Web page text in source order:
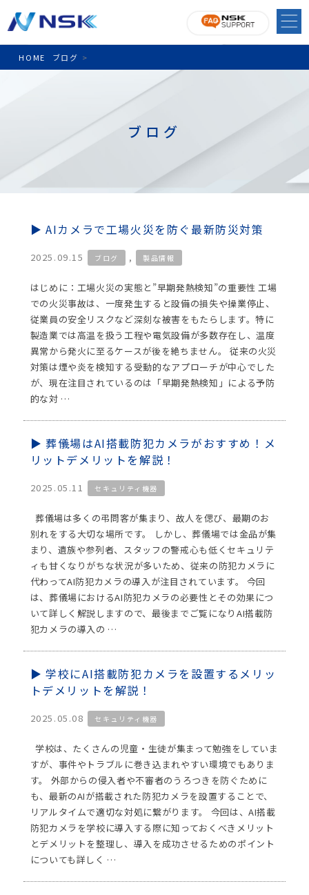
HOME >
ブログ
ブログ
AIカメラで工場火災を防ぐ最新防災対策
2025.09.15 ブログ , 製品情報
はじめに：工場火災の実態と”早期発熱検知”の重要性 工場
での火災事故は、一度発生すると設備の損失や操業停止、
従業員の安全リスクなど深刻な被害をもたらします。特に
製造業では高温を扱う工程や電気設備が多数存在し、温度
異常から発火に至るケースが後を絶ちません。 従来の火災
対策は煙や炎を検知する受動的なアプローチが中心でした
が、現在注目されているのは「早期発熱検知」による予防
的な対 …
葬儀場はAI搭載防犯カメラがおすすめ！メ
リットデメリットを解説！
2025.05.11 セキュリティ機器
葬儀場は多くの弔問客が集まり、故人を偲び、最期のお
別れをする大切な場所です。 しかし、葬儀場では金品が集
まり、遺族や参列者、スタッフの警戒心も低くセキュリテ
ィも甘くなりがちな状況が多いため、従来の防犯カメラに
代わってAI防犯カメラの導入が注目されています。 今回
は、葬儀場におけるAI防犯カメラの必要性とその効果につ
いて詳しく解説しますので、最後までご覧になりAI搭載防
犯カメラの導入の …
学校にAI搭載防犯カメラを設置するメリッ
トデメリットを解説！
2025.05.08 セキュリティ機器
学校は、たくさんの児童・生徒が集まって勉強をしていま
すが、事件やトラブルに巻き込まれやすい環境でもありま
す。 外部からの侵入者や不審者のうろつきを防ぐために
も、最新のAIが搭載された防犯カメラを設置することで、
リアルタイムで適切な対処に繋がります。 今回は、AI搭載
防犯カメラを学校に導入する際に知っておくべきメリット
とデメリットを整理し、導入を成功させるためのポイント
についても詳しく …